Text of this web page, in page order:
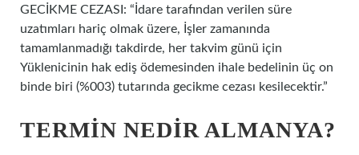
GECİKME CEZASI: “İdare tarafından verilen süre
uzatımları hariç olmak üzere, İşler zamanında
tamamlanmadığı takdirde, her takvim günü için
Yüklenicinin hak ediş ödemesinden ihale bedelinin üç on
binde biri (%003) tutarında gecikme cezası kesilecektir.”
TERMIN NEDIR ALMANYA?